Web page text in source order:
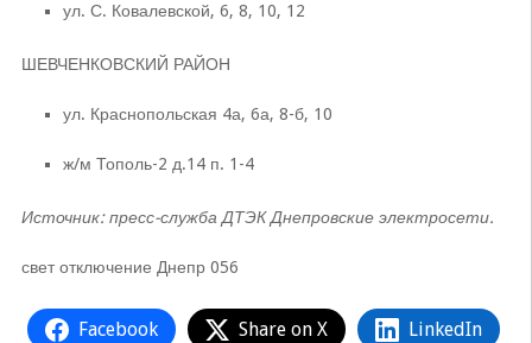
ул. С. Ковалевской, 6, 8, 10, 12
ШЕВЧЕНКОВСКИЙ РАЙОН
ул. Краснопольская 4а, 6а, 8-б, 10
ж/м Тополь-2 д.14 п. 1-4
Источник: пресс-служба ДТЭК Днепровские электросети.
свет отключение Днепр 056
Facebook Share on X LinkedIn